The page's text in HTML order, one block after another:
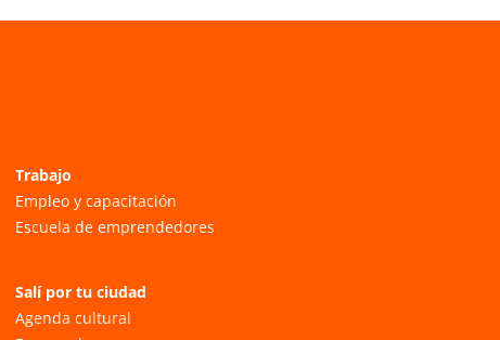
Trabajo
Empleo y capacitación
Escuela de emprendedores
Salí por tu ciudad
Agenda cultural